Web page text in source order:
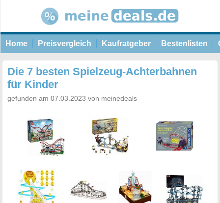
Home Preisvergleich Kaufratgeber Bestenlisten
Die 7 besten Spielzeug-Achterbahnen
für Kinder
gefunden am 07.03.2023 von meinedeals